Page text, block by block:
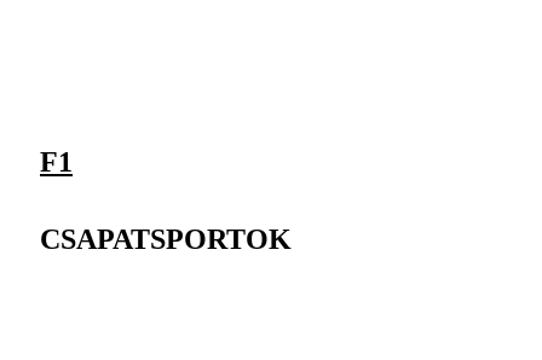
F1
CSAPATSPORTOK